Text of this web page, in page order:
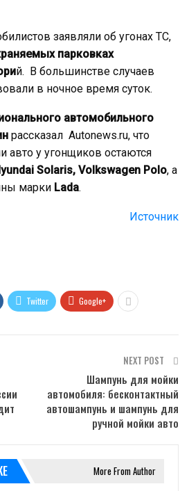
заявляли об угонах ТС,
парковках
й. В большинстве случаев
в ночное время суток.
автомобильного
рассказал Autonews.ru, что
у угонщиков остаются
Solaris, Volkswagen Polo, а
марки Lada.
Источник
Twitter Google+
NEXT POST
Шампунь для мойки
автомобиля: бесконтактный
автошампунь и шампунь для
ручной мойки авто
More From Author